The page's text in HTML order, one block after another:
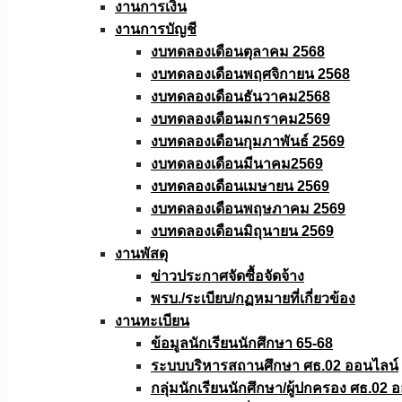
งานการเงิน
งานการบัญชี
งบทดลองเดือนตุลาคม 2568
งบทดลองเดือนพฤศจิกายน 2568
งบทดลองเดือนธันวาคม2568
งบทดลองเดือนมกราคม2569
งบทดลองเดือนกุมภาพันธ์ 2569
งบทดลองเดือนมีนาคม2569
งบทดลองเดือนเมษายน 2569
งบทดลองเดือนพฤษภาคม 2569
งบทดลองเดือนมิถุนายน 2569
งานพัสดุ
ข่าวประกาศจัดซื้อจัดจ้าง
พรบ./ระเบียบ/กฏหมายที่เกี่ยวข้อง
งานทะเบียน
ข้อมูลนักเรียนนักศึกษา 65-68
ระบบบริหารสถานศึกษา ศธ.02 ออนไลน์
กลุ่มนักเรียนนักศึกษา/ผู้ปกครอง ศธ.02